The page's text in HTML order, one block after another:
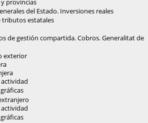
provincias
del Estado. Inversiones reales
tributos estatales
de gestión compartida. Cobros. Generalitat de
exterior